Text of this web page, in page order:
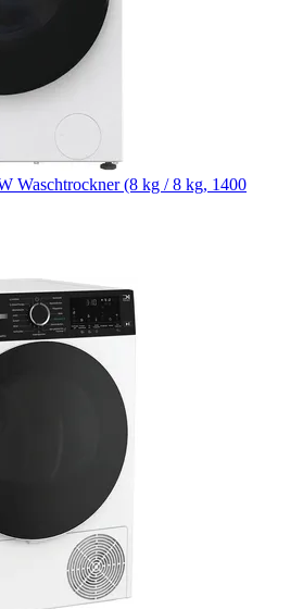
Waschtrockner (8 kg / 8 kg, 1400